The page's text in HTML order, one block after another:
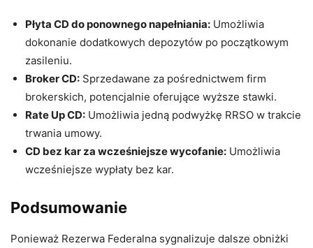
Płyta CD do ponownego napełniania: Umożliwia
dokonanie dodatkowych depozytów po początkowym
zasileniu.
Broker CD: Sprzedawane za pośrednictwem firm
brokerskich, potencjalnie oferujące wyższe stawki.
Rate Up CD: Umożliwia jedną podwyżkę RRSO w trakcie
trwania umowy.
CD bez kar za wcześniejsze wycofanie: Umożliwia
wcześniejsze wypłaty bez kar.
Podsumowanie
Ponieważ Rezerwa Federalna sygnalizuje dalsze obniżki